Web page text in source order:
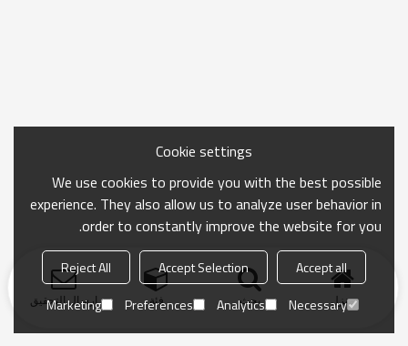
منزل بحث فئة ارسال التحقيق
Cookie settings
We use cookies to provide you with the best possible
experience. They also allow us to analyze user behavior in
order to constantly improve the website for you.
Accept all
Accept Selection
Reject All
Necessary
Analytics
Preferences
Marketing